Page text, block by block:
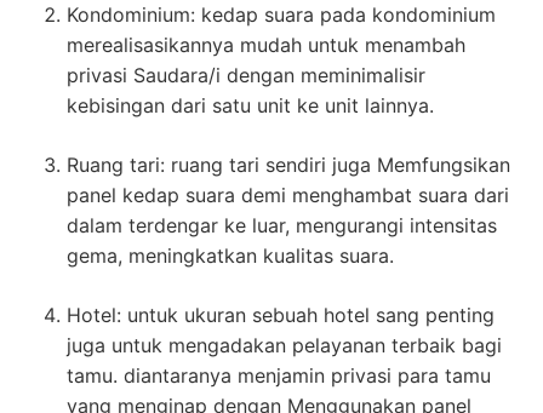
Kondominium: kedap suara pada kondominium
merealisasikannya mudah untuk menambah
privasi Saudara/i dengan meminimalisir
kebisingan dari satu unit ke unit lainnya.
Ruang tari: ruang tari sendiri juga Memfungsikan
panel kedap suara demi menghambat suara dari
dalam terdengar ke luar, mengurangi intensitas
gema, meningkatkan kualitas suara.
Hotel: untuk ukuran sebuah hotel sang penting
juga untuk mengadakan pelayanan terbaik bagi
tamu. diantaranya menjamin privasi para tamu
yang menginap dengan Menggunakan panel